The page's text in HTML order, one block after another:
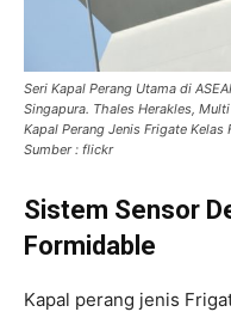
Seri Kapal Perang Utama di
Singapura. Thales Herakles,
Kapal Perang Jenis Frigate
Sumber : flickr
Sistem Sensor
Formidable
Kapal perang jenis